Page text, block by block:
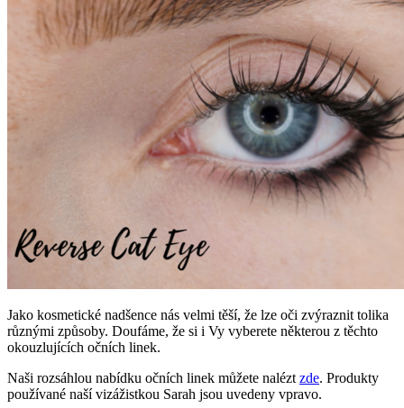
Jako kosmetické nadšence nás velmi těší, že lze oči zvýraznit tolika
různými způsoby. Doufáme, že si i Vy vyberete některou z těchto
okouzlujících očních linek.
Naši rozsáhlou nabídku očních linek můžete nalézt zde. Produkty
používané naší vizážistkou Sarah jsou uvedeny vpravo.